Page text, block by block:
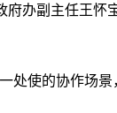
办副主任王
使的协作场